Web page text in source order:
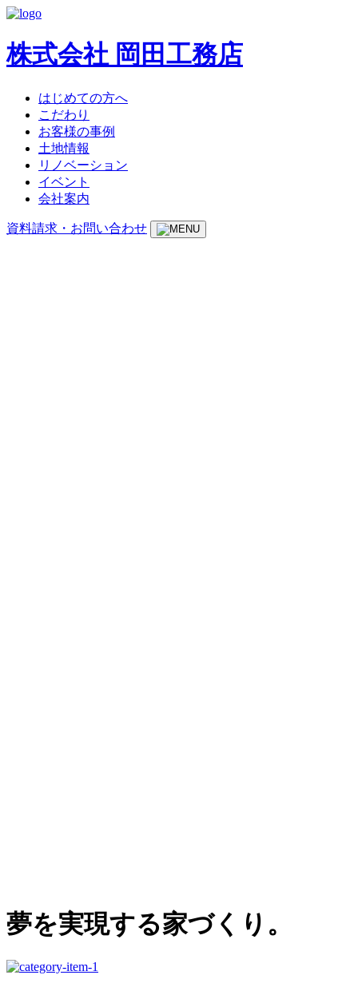
株式会社 岡田工務店
はじめての方へ
こだわり
お客様の事例
土地情報
リノベーション
イベント
会社案内
資料請求・お問い合わせ
夢を実現する家づくり。